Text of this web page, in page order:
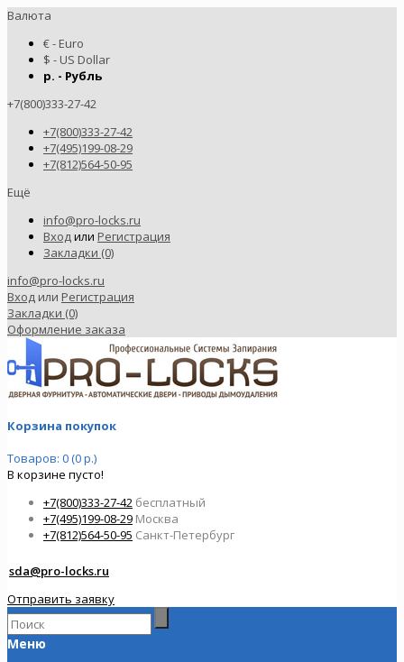
Валюта
€ - Euro
$ - US Dollar
р. - Рубль
+7(800)333-27-42
+7(800)333-27-42
+7(495)199-08-29
+7(812)564-50-95
Ещё
info@pro-locks.ru
Входили Регистрация
Закладки (0)
info@pro-locks.ru
Вход или Регистрация
Закладки (0)
Оформление заказа
Корзина покупок
Товаров: 0 (0 р.)
В корзине пусто!
+7(800)333-27-42 бесплатный
+7(495)199-08-29 Москва
+7(812)564-50-95 Санкт-Петербург
sda@pro-locks.ru
Отправить заявку
Меню